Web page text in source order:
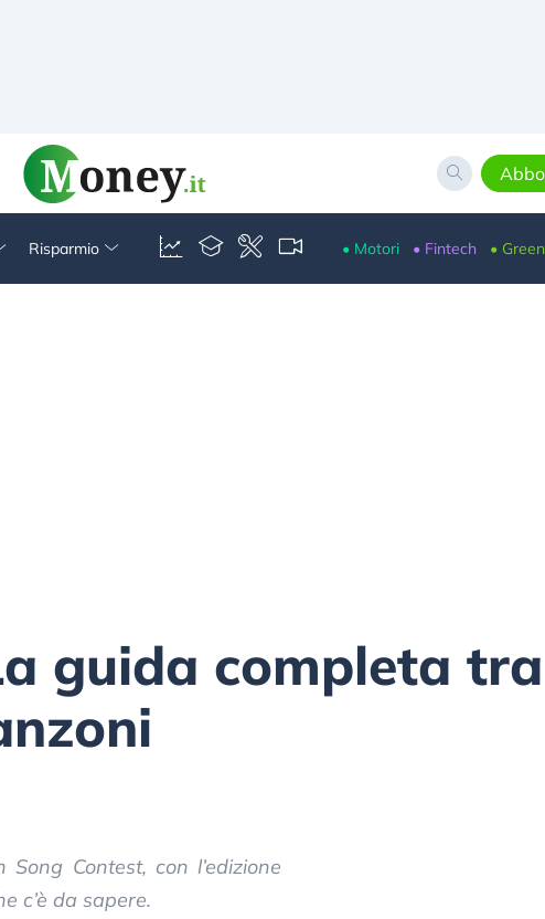
Risparmio • Motori • Fintech • Green
guida completa tra
Contest, con l’edizione
c’è da sapere.